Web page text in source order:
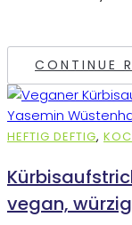
CONTINUE
HEFTIG DEFTIG,
vegan,